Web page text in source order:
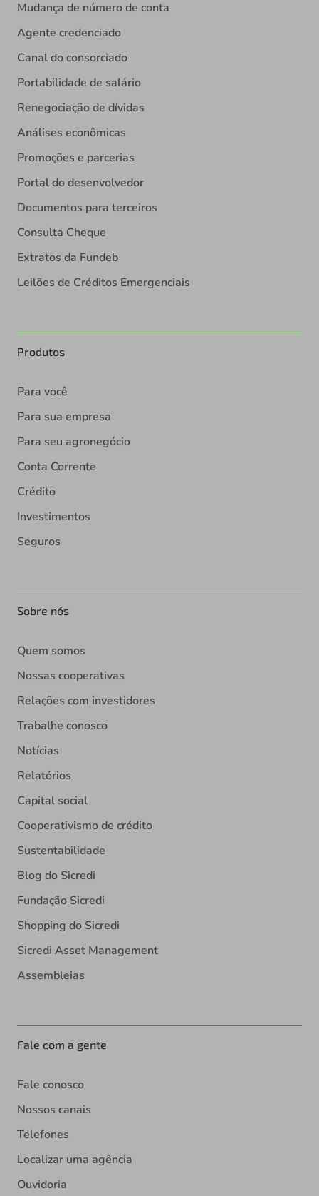
Mudança de número de conta
Agente credenciado
Canal do consorciado
Portabilidade de salário
Renegociação de dívidas
Análises econômicas
Promoções e parcerias
Portal do desenvolvedor
Documentos para terceiros
Consulta Cheque
Extratos da Fundeb
Leilões de Créditos Emergenciais
Produtos
Para você
Para sua empresa
Para seu agronegócio
Conta Corrente
Crédito
Investimentos
Seguros
Sobre nós
Quem somos
Nossas cooperativas
Relações com investidores
Trabalhe conosco
Notícias
Relatórios
Capital social
Cooperativismo de crédito
Sustentabilidade
Blog do Sicredi
Fundação Sicredi
Shopping do Sicredi
Sicredi Asset Management
Assembleias
Fale com a gente
Fale conosco
Nossos canais
Telefones
Localizar uma agência
Ouvidoria